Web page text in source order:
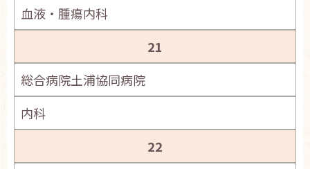
血液・腫瘍内科
21
総合病院土浦協同病院
内科
22